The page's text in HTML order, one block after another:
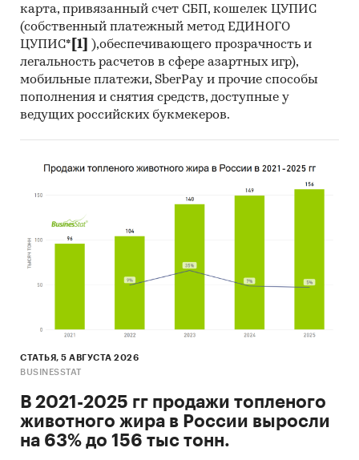
карта, привязанный счет СБП, кошелек ЦУПИС
(собственный платежный метод ЕДИНОГО
ЦУПИС* [1]
),обеспечивающего прозрачность и
легальность расчетов в сфере азартных игр),
мобильные платежи, SberPay и прочие способы
пополнения и снятия средств, доступные у
ведущих российских букмекеров.
СТАТЬЯ, 5 АВГУСТА 2026
BUSINESSTAT
В 2021-2025 гг продажи топленого
животного жира в России выросли
на 63% до 156 тыс тонн.